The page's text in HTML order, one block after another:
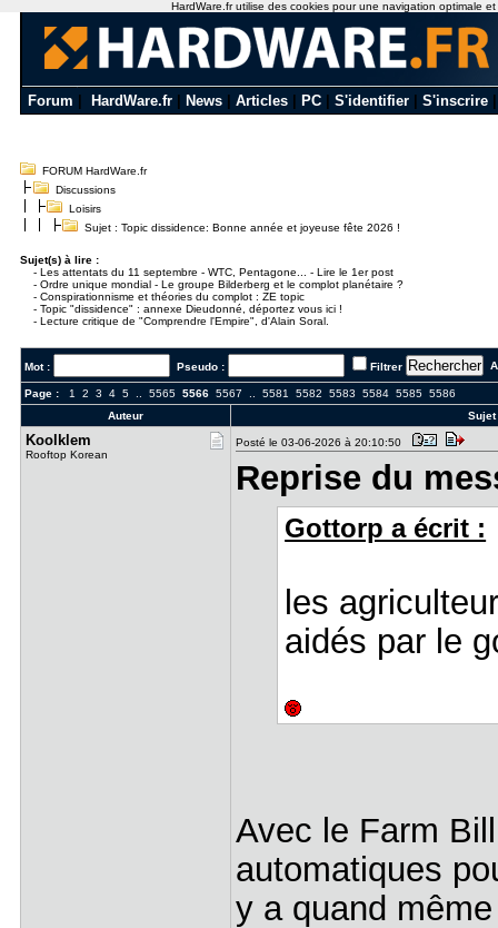
Forum HardWare.fr News Articles PC S'identifier S'inscrire
FORUM HardWare.fr
Discussions
Loisirs
Sujet : Topic dissidence: Bonne année et joyeuse fête 2026 !
Sujet(s) à lire :
- Les attentats du 11 septembre - WTC, Pentagone... - Lire le 1er post
- Ordre unique mondial - Le groupe Bilderberg et le complot planétaire ?
- Conspirationnisme et théories du complot : ZE topic
- Topic "dissidence" : annexe Dieudonné, déportez vous ici !
- Lecture critique de "Comprendre l'Empire", d'Alain Soral.
Mot : Pseudo : Filtrer
Page : 1 2 3 4 5.. 5565 5566 5567 5581 5582 5583 5584 5585 5586
Auteur
Koolklem
Rooftop Korean
Posté le 03-06-2026 à 20:10:50
Reprise du
Gottorp a écrit :
les
aidés par le
Avec le Farm
automatiques
y a quand
HardWare.fr utilise des cookies pour une navigation optimale